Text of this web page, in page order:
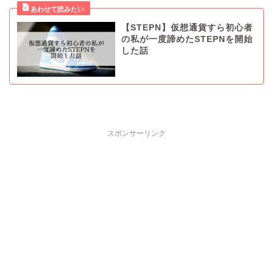
【STEPN】仮想通貨すら初心者
の私が一度諦めたSTEPNを開始
した話
スポンサーリンク